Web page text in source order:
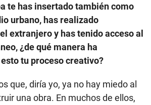
te has insertado también como
urbano, has realizado
extranjero y has tenido acceso al
¿de qué manera ha
tu proceso creativo?
que, diría yo, ya no hay miedo al
una obra. En muchos de ellos,